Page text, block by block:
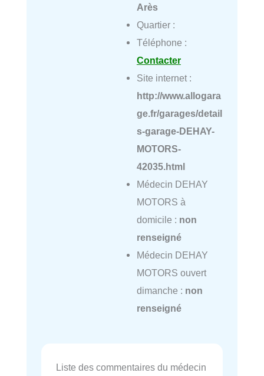
Arès
Quartier :
Téléphone :
Contacter
Site internet :
http://www.allogara
ge.fr/garages/detail
s-garage-DEHAY-
MOTORS-
42035.html
Médecin DEHAY
MOTORS à
domicile : non
renseigné
Médecin DEHAY
MOTORS ouvert
dimanche : non
renseigné
Liste des commentaires du médecin